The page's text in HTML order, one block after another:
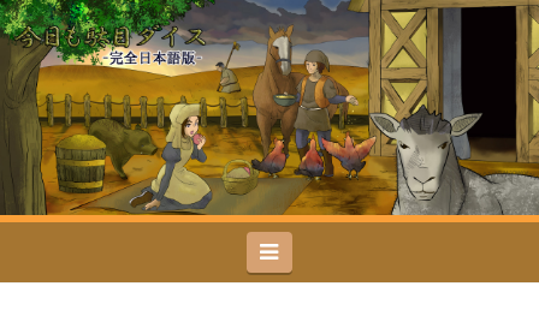
今
日
も
駄
目
Navigation